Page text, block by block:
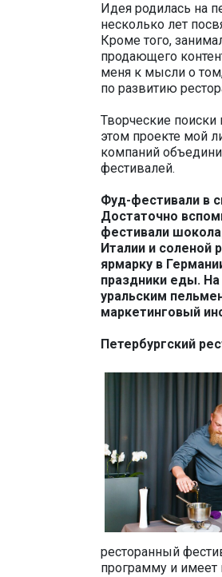
Идея родилась на
несколько лет
Кроме того,
продающего
меня к мысли о
по развитию
Творческие поиски
этом проекте мой
компаний
фестивалей.
Фуд-фестивали в
Достаточно
фестивали
Италии и соленой
ярмарку в
праздники еды.
уральским
маркетинговый
Петербургский
ресторанный
программу и имеет